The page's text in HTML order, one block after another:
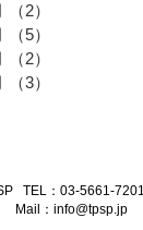
（2）
（5）
（2）
（3）
5661-7201
info@tpsp.jp